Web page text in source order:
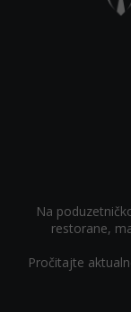
Na
restorane,
Pročitajte